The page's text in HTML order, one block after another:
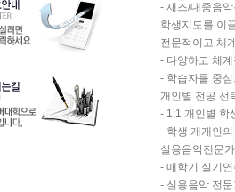
- 재즈/대중음
학생지도를 이
전문적이고 체
- 다양하고 체
- 학습자를 중
개인별 전공 선
- 1:1 개인별 학
- 학생 개개인
실용음악전문
- 매학기 실기
- 실용음악 전